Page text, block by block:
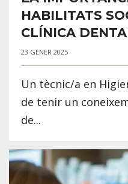
HABILITATS
CLÍNICA
23 GENER 2025
Un tècnic/a en
de tenir un
de...